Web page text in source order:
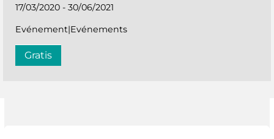
17/03/2020 - 30/06/2021
Evénement|Evénements
Gratis